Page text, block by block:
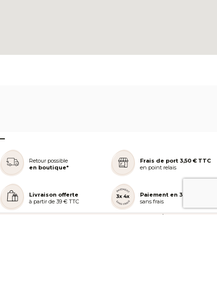
–
Retour possible
en boutique*
Frais de port 3,50 € TTC
en point relais
Livraison offerte
à partir de 39 € TTC
Paiement en 3 ou 4x
sans frais